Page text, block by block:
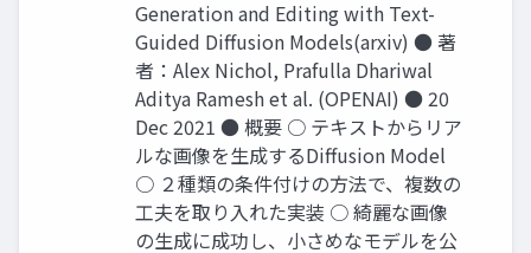
Generation and Editing with Text-
Guided Diffusion Models(arxiv) ● 著
者：Alex Nichol, Prafulla Dhariwal
Aditya Ramesh et al. (OPENAI) ● 20
Dec 2021 ● 概要 ○ テキストからリア
ルな画像を生成するDiffusion Model
○ ２種類の条件付けの方法で、複数の
工夫を取り入れた実装 ○ 綺麗な画像
の生成に成功し、小さめなモデルを公